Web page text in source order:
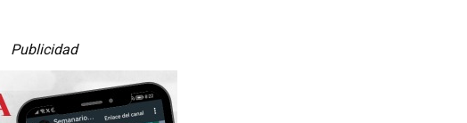
Publicidad